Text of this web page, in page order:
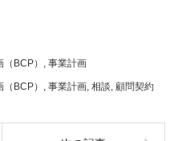
BCP） , 事業計画
BCP） , 事業計画, 相談, 顧問契約